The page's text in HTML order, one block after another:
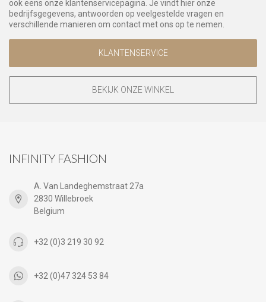
ook eens onze klantenservicepagina. Je vindt hier onze
bedrijfsgegevens, antwoorden op veelgestelde vragen en
verschillende manieren om contact met ons op te nemen.
KLANTENSERVICE
BEKIJK ONZE WINKEL
INFINITY FASHION
A. Van Landeghemstraat 27a
2830 Willebroek
Belgium
+32 (0)3 219 30 92
+32 (0)47 324 53 84